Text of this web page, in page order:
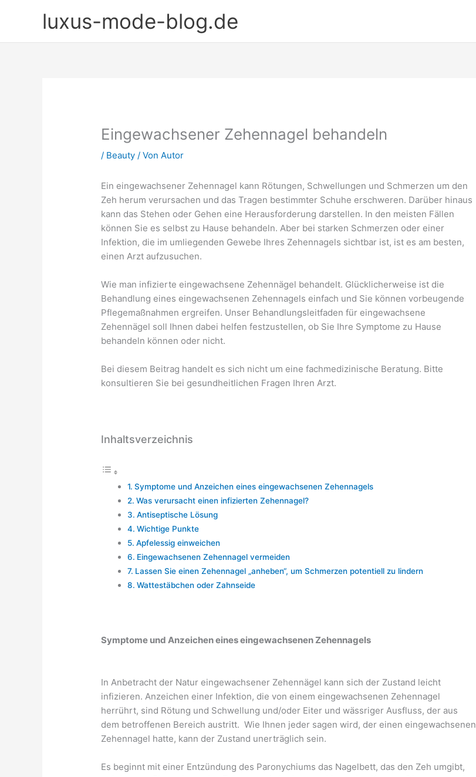
luxus-mode-blog.de
Eingewachsener Zehennagel behandeln
/ Beauty / VonAutor
Ein eingewachsener Zehennagel kann Rötungen, Schwellungen und Schmerzen um den
Zeh herum verursachen und das Tragen bestimmter Schuhe erschweren. Darüber hinaus
kann das Stehen oder Gehen eine Herausforderung darstellen. In den meisten Fällen
können Sie es selbst zu Hause behandeln. Aber bei starken Schmerzen oder einer
Infektion, die im umliegenden Gewebe Ihres Zehennagels sichtbar ist, ist es am besten,
einen Arzt aufzusuchen.
Wie man infizierte eingewachsene Zehennägel behandelt. Glücklicherweise ist die
Behandlung eines eingewachsenen Zehennagels einfach und Sie können vorbeugende
Pflegemaßnahmen ergreifen. Unser Behandlungsleitfaden für eingewachsene
Zehennägel soll Ihnen dabei helfen festzustellen, ob Sie Ihre Symptome zu Hause
behandeln können oder nicht.
Bei diesem Beitrag handelt es sich nicht um eine fachmedizinische Beratung. Bitte
konsultieren Sie bei gesundheitlichen Fragen Ihren Arzt.
Inhaltsverzeichnis
Symptome und Anzeichen eines eingewachsenen Zehennagels
Was verursacht einen infizierten Zehennagel?
Antiseptische Lösung
Wichtige Punkte
Apfelessig einweichen
Eingewachsenen Zehennagel vermeiden
Lassen Sie einen Zehennagel „anheben“, um Schmerzen potentiell zu lindern
Wattestäbchen oder Zahnseide
Symptome und Anzeichen eines eingewachsenen Zehennagels
In Anbetracht der Natur eingewachsener Zehennägel kann sich der Zustand leicht
infizieren. Anzeichen einer Infektion, die von einem eingewachsenen Zehennagel
herrührt, sind Rötung und Schwellung und/oder Eiter und wässriger Ausfluss, der aus
dem betroffenen Bereich austritt. Wie Ihnen jeder sagen wird, der einen eingewachsenen
Zehennagel hatte, kann der Zustand unerträglich sein.
Es beginnt mit einer Entzündung des Paronychiums das Nagelbett, das den Zeh umgibt,